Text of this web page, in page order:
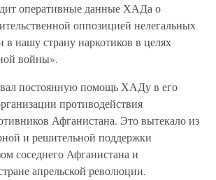
оперативные данные ХАДа о
оппозицией нелегальных
в нашу страну наркотиков в целях
войны».
постоянную помощь ХАДу в его
противодействия
Афганистана. Это вытекало из
и решительной поддержки
соседнего Афганистана и
апрельской революции.